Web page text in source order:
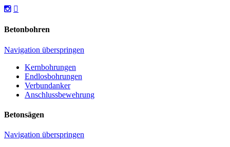
Betonbohren
Navigation überspringen
Kernbohrungen
Endlosbohrungen
Verbundanker
Anschlussbewehrung
Betonsägen
Navigation überspringen